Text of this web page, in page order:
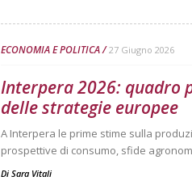
ECONOMIA E POLITICA 27 Giugno 2026
Interpera 2026: quadro
delle strategie europee
A Interpera le prime stime sulla
prospettive di consumo, sfide
Di Sara Vitali